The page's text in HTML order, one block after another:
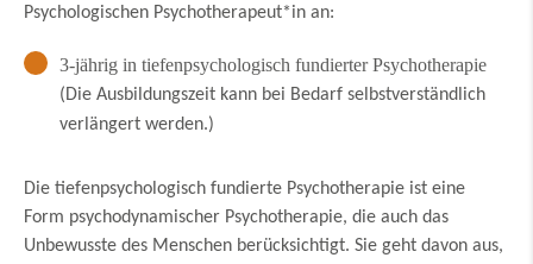
Psychologischen Psychotherapeut*in an:
3-jährig in tiefenpsychologisch fundierter Psychotherapie
(Die Ausbildungszeit kann bei Bedarf selbstverständlich
verlängert werden.)
Die tiefenpsychologisch fundierte Psychotherapie ist eine
Form psychodynamischer Psychotherapie, die auch das
Unbewusste des Menschen berücksichtigt. Sie geht davon aus,